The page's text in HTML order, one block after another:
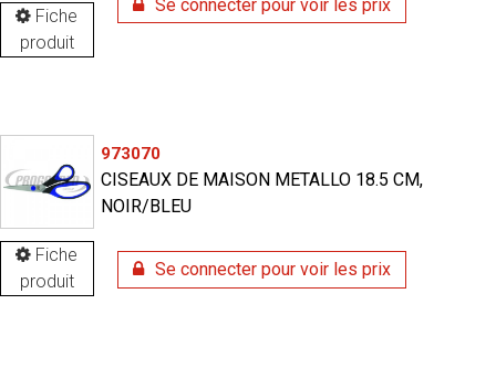
Fiche
produit
Se connecter pour voir les prix
Fiche
produit
973070
CISEAUX DE MAISON METALLO 18.5 CM,
NOIR/BLEU
Se connecter pour voir les prix